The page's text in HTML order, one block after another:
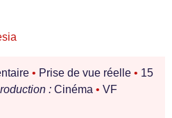
• Prise de vue réelle • 15
: Cinéma • VF